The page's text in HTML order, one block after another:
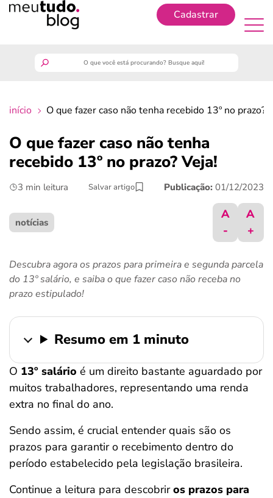
Cadastrar
finanças
benefícios
crédito fácil
ferramentas
início O que fazer caso não tenha recebido 13º no prazo?
O que fazer caso não tenha
recebido 13º no prazo? Veja!
3 min leitura Salvar artigo Publicação: 01/12/2023
notícias
A
-
A
+
Descubra agora os prazos para primeira e segunda parcela
do 13º salário, e saiba o que fazer caso não receba no
prazo estipulado!
Resumo em 1 minuto
O 13º salário é um direito bastante aguardado por
muitos trabalhadores, representando uma renda
extra no final do ano.
Sendo assim, é crucial entender quais são os
prazos para garantir o recebimento dentro do
período estabelecido pela legislação brasileira.
Continue a leitura para descobriros prazos para